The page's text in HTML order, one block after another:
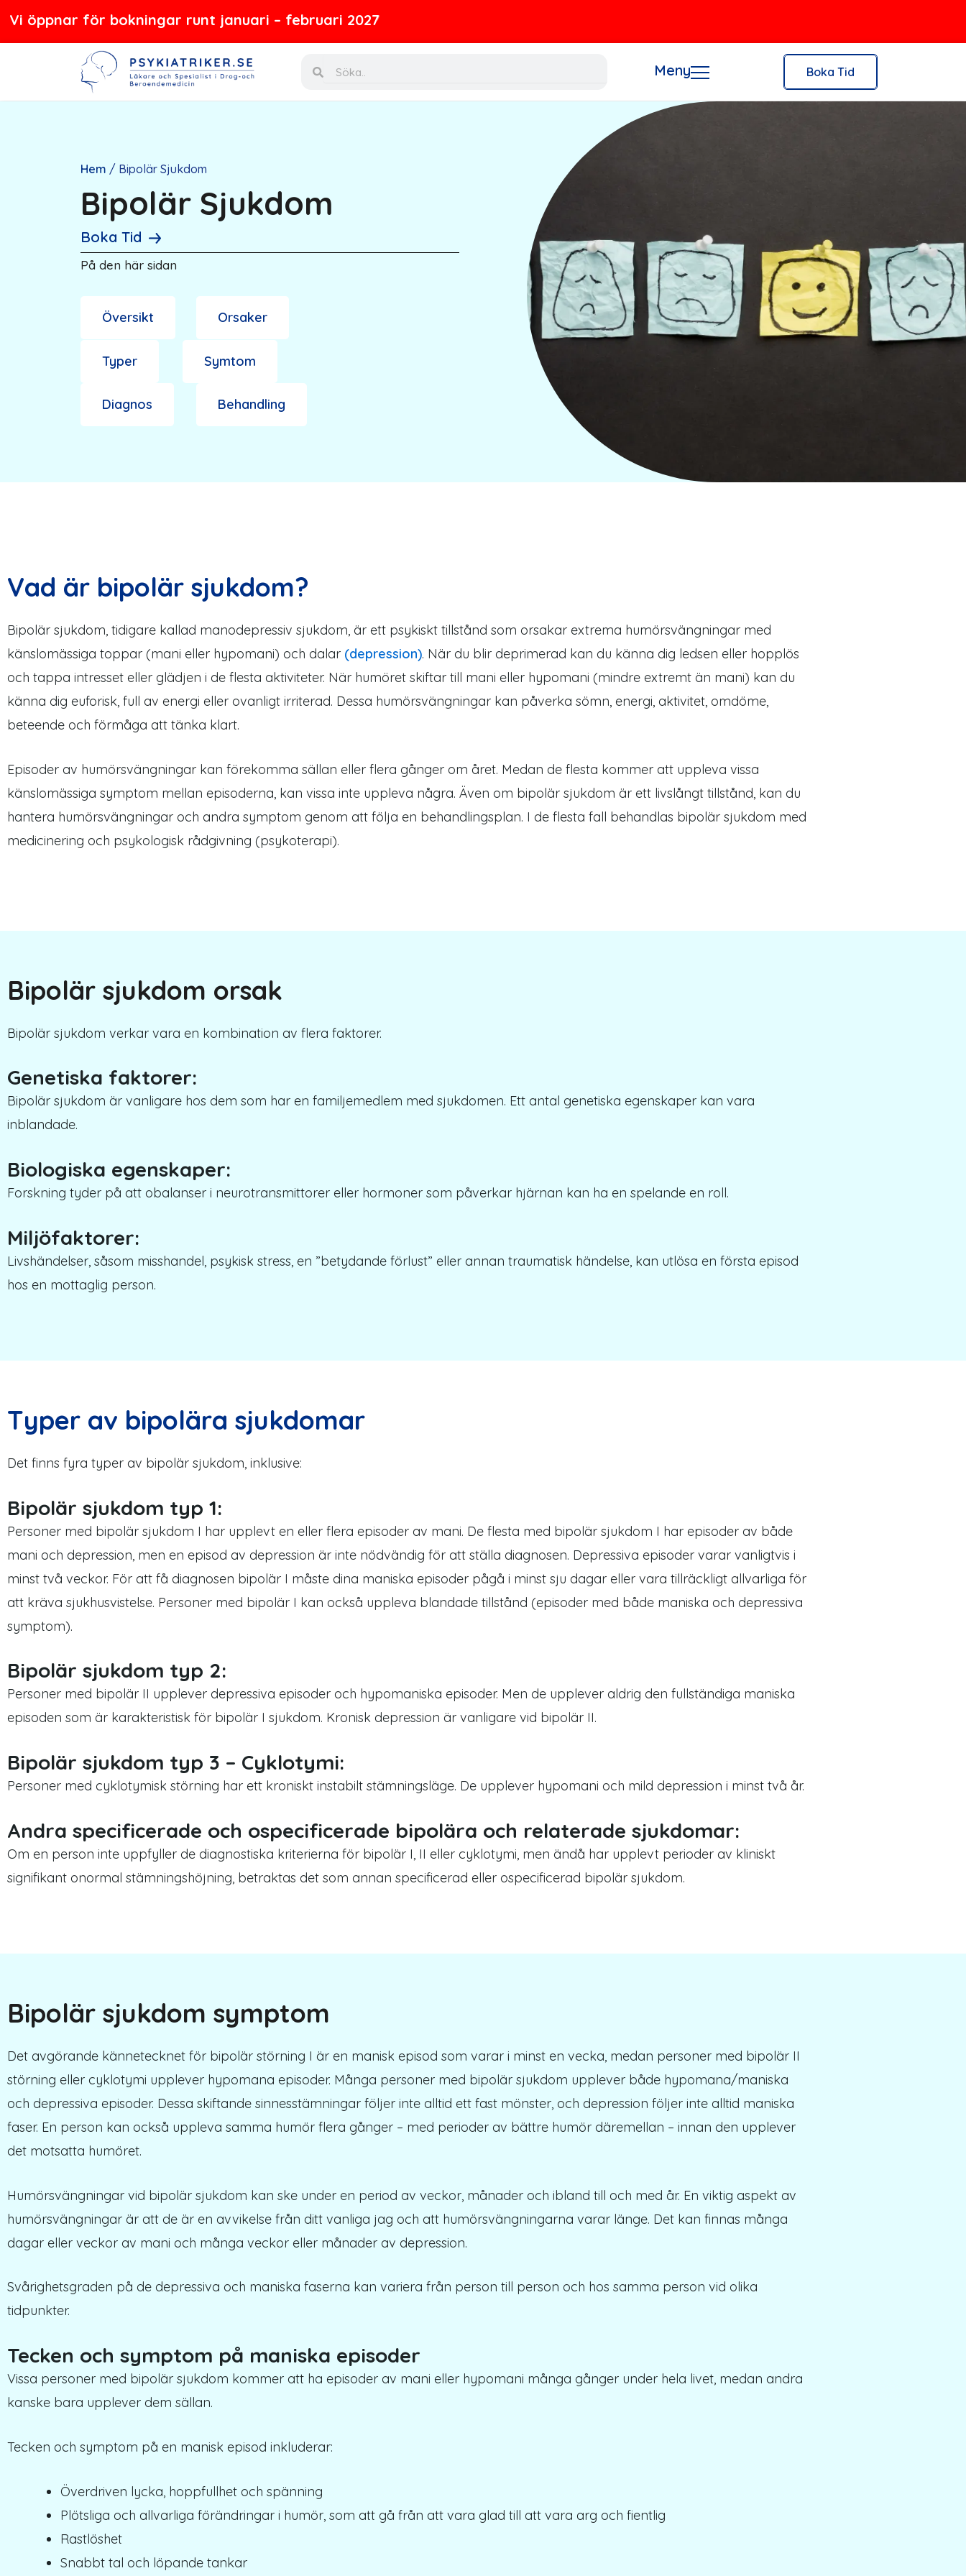
för bokningar runt januari – februari 2027
Hoppa
Meny Boka Tid
Hem / Bipolär Sjukdom
Bipolär Sjukdom
Boka Tid
På den här sidan
Översikt Orsaker
Symtom
Typer
Behandling
Diagnos
Vad är bipolär sjukdom?
Bipolär sjukdom, tidigare kallad manodepressiv sjukdom, är ett psykiskt tillstånd som orsakar extrema humörsvängningar med
känslomässiga toppar (mani eller hypomani) och dalar (depression). När du blir deprimerad kan du känna dig ledsen eller hopplös
och tappa intresset eller glädjen i de flesta aktiviteter. När humöret skiftar till mani eller hypomani (mindre extremt än mani) kan du
känna dig euforisk, full av energi eller ovanligt irriterad. Dessa humörsvängningar kan påverka sömn, energi, aktivitet, omdöme,
beteende och förmåga att tänka klart.
Episoder av humörsvängningar kan förekomma sällan eller flera gånger om året. Medan de flesta kommer att uppleva vissa
känslomässiga symptom mellan episoderna, kan vissa inte uppleva några. Även om bipolär sjukdom är ett livslångt tillstånd, kan du
hantera humörsvängningar och andra symptom genom att följa en behandlingsplan. I de flesta fall behandlas bipolär sjukdom med
medicinering och psykologisk rådgivning (psykoterapi).
Bipolär sjukdom orsak
Bipolär sjukdom verkar vara en kombination av flera faktorer.
Genetiska faktorer:
Bipolär sjukdom är vanligare hos dem som har en familjemedlem med sjukdomen. Ett antal genetiska egenskaper kan vara
inblandade.
Biologiska egenskaper:
Forskning tyder på att obalanser i neurotransmittorer eller hormoner som påverkar hjärnan kan ha en spelande en roll.
Miljöfaktorer:
Livshändelser, såsom misshandel, psykisk stress, en ”betydande förlust” eller annan traumatisk händelse, kan utlösa en första episod
hos en mottaglig person.
Typer av bipolära sjukdomar
Det finns fyra typer av bipolär sjukdom, inklusive:
Bipolär sjukdom typ 1:
Personer med bipolär sjukdom I har upplevt en eller flera episoder av mani. De flesta med bipolär sjukdom I har episoder av både
mani och depression, men en episod av depression är inte nödvändig för att ställa diagnosen. Depressiva episoder varar vanligtvis i
minst två veckor. För att få diagnosen bipolär I måste dina maniska episoder pågå i minst sju dagar eller vara tillräckligt allvarliga för
att kräva sjukhusvistelse. Personer med bipolär I kan också uppleva blandade tillstånd (episoder med både maniska och depressiva
symptom).
Bipolär sjukdom typ 2:
Personer med bipolär II upplever depressiva episoder och hypomaniska episoder. Men de upplever aldrig den fullständiga maniska
episoden som är karakteristisk för bipolär I sjukdom. Kronisk depression är vanligare vid bipolär II.
Bipolär sjukdom typ 3 – Cyklotymi:
Personer med cyklotymisk störning har ett kroniskt instabilt stämningsläge. De upplever hypomani och mild depression i minst två år.
Andra specificerade och ospecificerade bipolära och relaterade sjukdomar:
Om en person inte uppfyller de diagnostiska kriterierna för bipolär I, II eller cyklotymi, men ändå har upplevt perioder av kliniskt
signifikant onormal stämningshöjning, betraktas det som annan specificerad eller ospecificerad bipolär sjukdom.
Bipolär sjukdom symptom
Det avgörande kännetecknet för bipolär störning I är en manisk episod som varar i minst en vecka, medan personer med bipolär II
störning eller cyklotymi upplever hypomana episoder. Många personer med bipolär sjukdom upplever både hypomana/maniska
och depressiva episoder. Dessa skiftande sinnesstämningar följer inte alltid ett fast mönster, och depression följer inte alltid maniska
faser. En person kan också uppleva samma humör flera gånger – med perioder av bättre humör däremellan – innan den upplever
det motsatta humöret.
Humörsvängningar vid bipolär sjukdom kan ske under en period av veckor, månader och ibland till och med år. En viktig aspekt av
humörsvängningar är att de är en avvikelse från ditt vanliga jag och att humörsvängningarna varar länge. Det kan finnas många
dagar eller veckor av mani och många veckor eller månader av depression.
Svårighetsgraden på de depressiva och maniska faserna kan variera från person till person och hos samma person vid olika
tidpunkter.
Tecken och symptom på maniska episoder
Vissa personer med bipolär sjukdom kommer att ha episoder av mani eller hypomani många gånger under hela livet, medan andra
kanske bara upplever dem sällan.
Tecken och symptom på en manisk episod inkluderar:
Överdriven lycka, hoppfullhet och spänning
Plötsliga och allvarliga förändringar i humör, som att gå från att vara glad till att vara arg och fientlig
Rastlöshet
Snabbt tal och löpande tankar